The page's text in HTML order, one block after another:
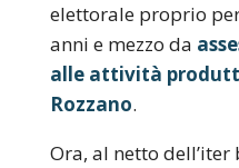
elettorale proprio
anni e mezzo da
alle attività
Rozzano.
Ora, al netto